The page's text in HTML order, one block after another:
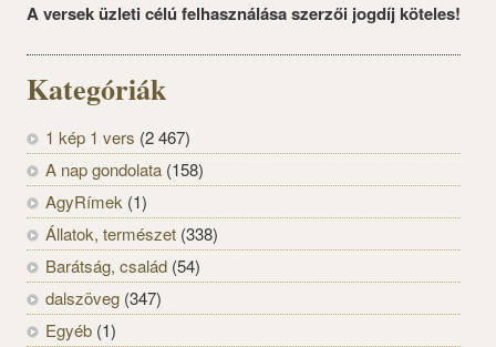
A versek üzleti célú felhasználása szerzői jogdíj köteles!
Kategóriák
1 kép 1 vers (2 467)
A nap gondolata (158)
AgyRímek (1)
Állatok, természet (338)
Barátság, család (54)
dalszöveg (347)
Egyéb (1)